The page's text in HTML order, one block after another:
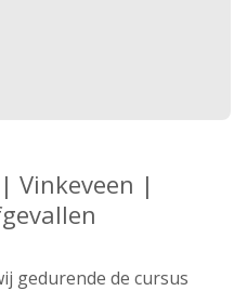
Vinkeveen |
gedurende de cursus